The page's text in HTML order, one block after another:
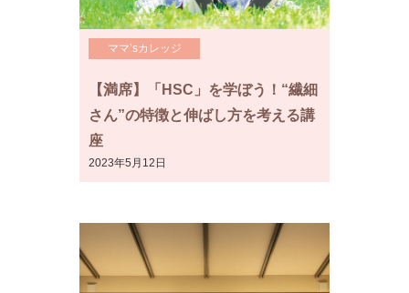
ママ’sカレッジ
【満席】「HSC」を学ぼう！“繊細
さん”の特徴と伸ばし方を考える講
座
2023年5月12日